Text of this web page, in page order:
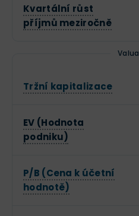
Kvartální růst
příjmů meziročně
Tržní kapitalizace
EV (Hodnota
podniku)
P/B (Cena k účetní
hodnotě)